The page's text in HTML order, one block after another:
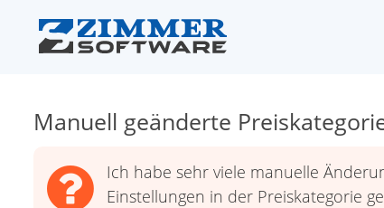
Manuell geänderte
Ich habe sehr viele manuelle
Einstellungen in der Preiskategorie